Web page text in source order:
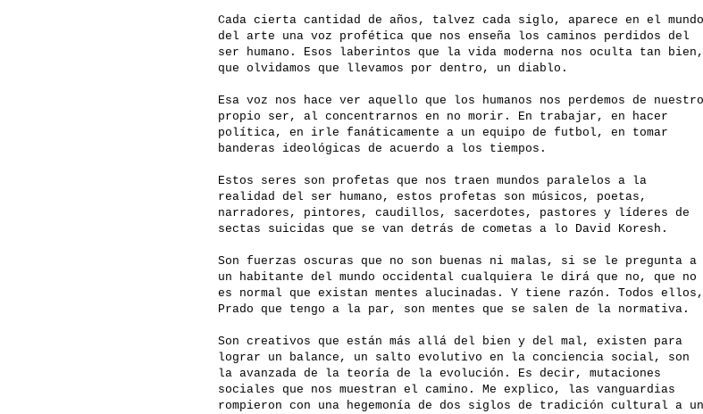
Cada cierta cantidad de años, talvez cada siglo, aparece en el mundo
del arte una voz profética que nos enseña los caminos perdidos del
ser humano. Esos laberintos que la vida moderna nos oculta tan bien,
que olvidamos que llevamos por dentro, un diablo.
Esa voz nos hace ver aquello que los humanos nos perdemos de nuestro
propio ser, al concentrarnos en no morir. En trabajar, en hacer
política, en irle fanáticamente a un equipo de futbol, en tomar
banderas ideológicas de acuerdo a los tiempos.
Estos seres son profetas que nos traen mundos paralelos a la
realidad del ser humano, estos profetas son músicos, poetas,
narradores, pintores, caudillos, sacerdotes, pastores y líderes de
sectas suicidas que se van detrás de cometas a lo David Koresh.
Son fuerzas oscuras que no son buenas ni malas, si se le pregunta a
un habitante del mundo occidental cualquiera le dirá que no, que no
es normal que existan mentes alucinadas. Y tiene razón. Todos ellos,
Prado que tengo a la par, son mentes que se salen de la normativa.
Son creativos que están más allá del bien y del mal, existen para
lograr un balance, un salto evolutivo en la conciencia social, son
la avanzada de la teoría de la evolución. Es decir, mutaciones
sociales que nos muestran el camino. Me explico, las vanguardias
rompieron con una hegemonía de dos siglos de tradición cultural a un